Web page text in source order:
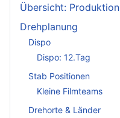
Übersicht: Produktion
Drehplanung
Dispo
Dispo: 12.Tag
Stab Positionen
Kleine Filmteams
Drehorte & Länder